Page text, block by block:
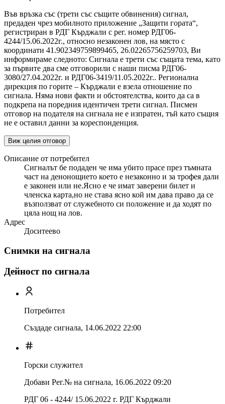
Във връзка със (трети със същите обвинения) сигнал,
предаден чрез мобилното приложение „Защити гората“,
регистриран в РДГ Кърджали с рег. номер РДГ06-
4244/15.06.2022г., относно незаконен лов, на място с
координати 41.902349759899465, 26.02265756259703, Ви
информираме следното: Сигнала е трети със същата тема, като
за първите два сме отговорили с наши писма РДГ06-
3080/27.04.2022г. и РДГ06-3419/11.05.2022г.. Регионална
дирекция по горите – Кърджали е взела отношение по
сигнала. Няма нови факти и обстоятелства, които да са в
подкрепа на поредния идентичен трети сигнал. Писмен
отговор на подателя на сигнала не е изпратен, тъй като същия
не е оставил данни за кореспонденция.
Виж целия отговор
Описание от потребител
Сигналът бе подаден че има убито прасе през тъмната
част на денонощието което е незаконно и за трофея дали
е законен или не.Ясно е че имат заверени билет и
членска карта,но не става ясно кой им дава право да се
възползват от служебното си положение и да ходят по
цяла нощ на лов.
Адрес
Доситеево
Снимки на сигнала
Дейност по сигнала
Потребител
Създаде сигнала, 14.06.2022 22:00
Горски служител
Добави Рег.№ на сигнала, 16.06.2022 09:20
РДГ 06 - 4244/ 15.06.2022 г. РДГ Кърджали